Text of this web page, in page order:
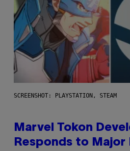
SCREENSHOT: PLAYSTATION, STEAM
Marvel Tokon
Responds to Major